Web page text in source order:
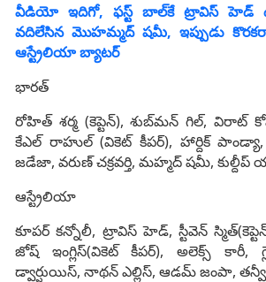
వీడియో ఇదిగో, ఫస్ట్ బాల్‌కే ట్రావిస్ హెడ్‌
వదిలేసిన మొహమ్మద్ షమీ, ఇప్పుడు
ఆస్ట్రేలియా బ్యాటర్
భారత్‌
రోహిత్ శర్మ (కెప్టెన్‌), శుబ్‌‌మన్ గిల్, విరాట్
కేఎల్‌ రాహుల్ (వికెట్‌ కీపర్‌), హార్దిక్ పాండ్యా,
జడేజా, వరుణ్‌ చక్రవర్తి, మహ్మద్‌ షమీ,
ఆస్ట్రేలియా
కూపర్ కన్నోలీ, ట్రావిస్ హెడ్, స్టీవెన్
జోష్ ఇంగ్లిస్(వికెట్‌ కీపర్‌), అలెక్స్ కారీ,
డ్వార్షుయిస్, నాథన్ ఎల్లిస్, ఆడమ్ జంపా,